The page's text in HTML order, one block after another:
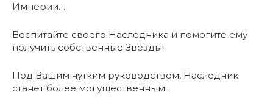
Империи…
Воспитайте своего Наследника и помогите ему
получить собственные Звёзды!
Под Вашим чутким руководством, Наследник
станет более могущественным.